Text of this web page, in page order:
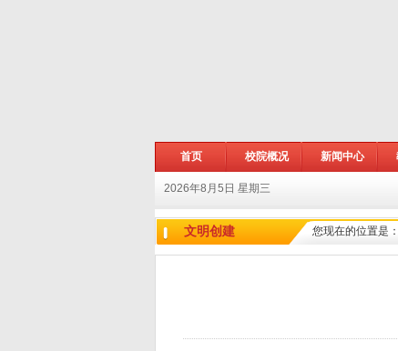
首页 校院概况 新闻中心
2026年8月5日 星期三
文明创建 您现在的位置是：